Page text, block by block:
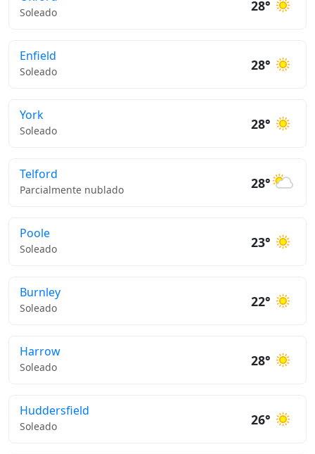
Soleado 28°
Enfield
Soleado 28°
York
Soleado 28°
Telford
Parcialmente nublado 28°
Poole
Soleado 23°
Burnley
Soleado 22°
Harrow
Soleado 28°
Huddersfield
Soleado 26°